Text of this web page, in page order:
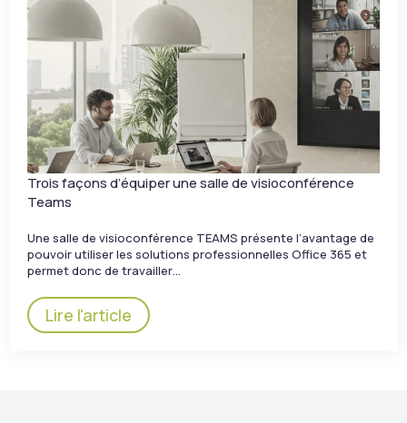
Trois façons d’équiper une salle de visioconférence
Teams
Une salle de visioconférence TEAMS présente l’avantage de
pouvoir utiliser les solutions professionnelles Office 365 et
permet donc de travailler…
Lire l'article